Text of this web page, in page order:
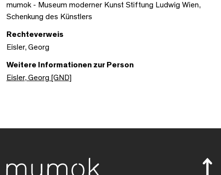
mumok - Museum moderner Kunst Stiftung Ludwig Wien,
Schenkung des Künstlers
Rechteverweis
Eisler, Georg
Weitere Informationen zur Person
Eisler, Georg [GND]